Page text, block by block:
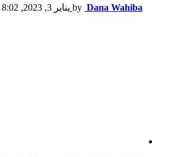
by Dana Wahiba يناير 3, 2023, 8:02 م